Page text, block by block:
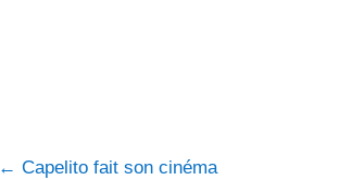
←Capelito fait son cinéma